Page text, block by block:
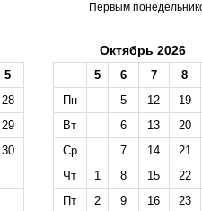
Первым
5
28
29
30
Октябрь 2026
5 6 7
8
Пн
5 12
19
Вт
6 13
20
Ср
7 14
21
Чт
1 8 15
22
Пт
2 9 16
23